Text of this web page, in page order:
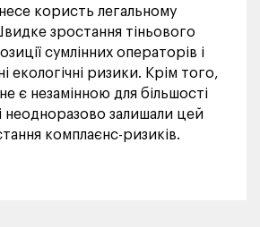
користь легальному
зростання тіньового
сумлінних операторів і
екологічні ризики. Крім того,
є незамінною для більшості
неодноразово залишали цей
комплаєнс-ризиків.